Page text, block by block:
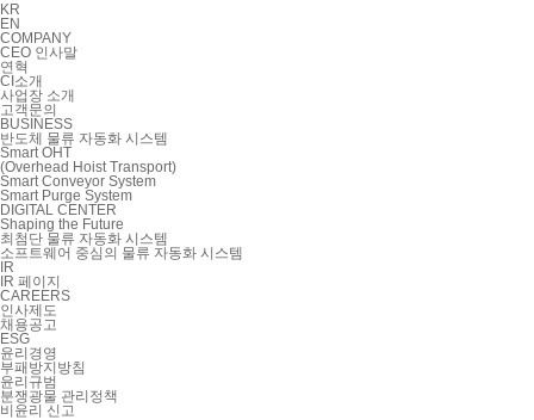
KR
EN
COMPANY
CEO 인사말
연혁
CI소개
사업장 소개
고객문의
BUSINESS
반도체 물류 자동화 시스템
Smart OHT
(Overhead Hoist Transport)
Smart Conveyor System
Smart Purge System
DIGITAL CENTER
Shaping the Future
최첨단 물류 자동화 시스템
소프트웨어 중심의 물류 자동화 시스템
IR
IR 페이지
CAREERS
인사제도
채용공고
ESG
윤리경영
부패방지방침
윤리규범
분쟁광물 관리정책
비윤리 신고